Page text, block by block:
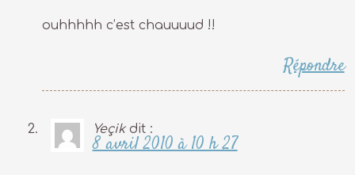
ouhhhhh c’est chauuuud !!
Répondre
Yeçik dit :
8 avril 2010 à 10 h 27